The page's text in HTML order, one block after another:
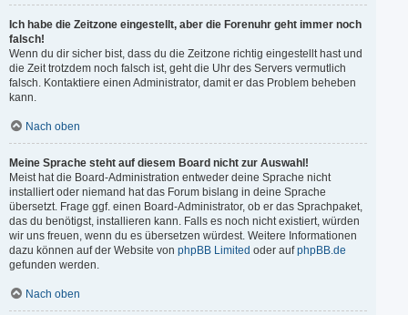
Ich habe die Zeitzone eingestellt, aber die Forenuhr geht immer noch
falsch!
Wenn du dir sicher bist, dass du die Zeitzone richtig eingestellt hast und
die Zeit trotzdem noch falsch ist, geht die Uhr des Servers vermutlich
falsch. Kontaktiere einen Administrator, damit er das Problem beheben
kann.
Nach oben
Meine Sprache steht auf diesem Board nicht zur Auswahl!
Meist hat die Board-Administration entweder deine Sprache nicht
installiert oder niemand hat das Forum bislang in deine Sprache
übersetzt. Frage ggf. einen Board-Administrator, ob er das Sprachpaket,
das du benötigst, installieren kann. Falls es noch nicht existiert, würden
wir uns freuen, wenn du es übersetzen würdest. Weitere Informationen
dazu können auf der Website von phpBB Limited oder aufphpBB.de
gefunden werden.
Nach oben